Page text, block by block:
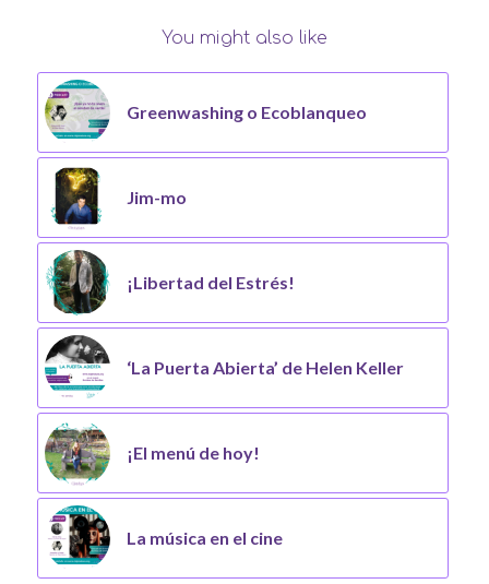
You might also like
Greenwashing o Ecoblanqueo
Jim-mo
¡Libertad del Estrés!
‘La Puerta Abierta’ de Helen Keller
¡El menú de hoy!
La música en el cine